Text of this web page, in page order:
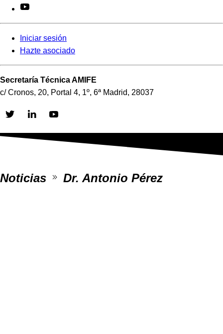
Iniciar sesión
Hazte asociado
Secretaría Técnica AMIFE
c/ Cronos, 20, Portal 4, 1º, 6ª Madrid, 28037
Skip
Noticias Dr. Antonio Pérez